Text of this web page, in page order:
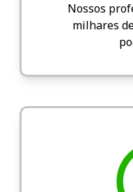
Nossos
milhares